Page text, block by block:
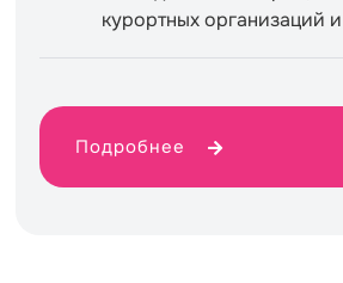
курортных организаций
Подробнее